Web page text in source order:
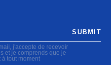
j'accepte de recevoir
et je comprends que je
tout moment
SUBMIT